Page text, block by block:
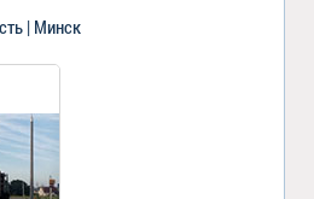
| Минск